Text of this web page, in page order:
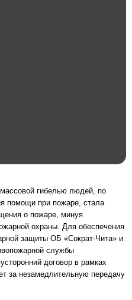
гибелью людей, по
помощи при пожаре, стала
о пожаре, минуя
охраны. Для обеспечения
защиты ОБ «Сократ-Чита» и
службы
договор в рамках
за незамедлительную передачу